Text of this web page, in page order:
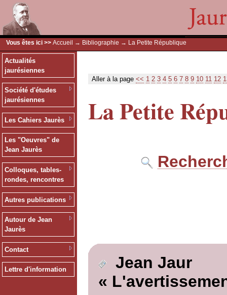
Vous êtes ici >> Accueil → Bibliographie → La Petite République
Actualités
jaurésiennes
Société d'études
jaurésiennes
Les Cahiers Jaurès
Les "Oeuvres" de
Jean Jaurès
Colloques, tables-
rondes, rencontres
Autres publications
Autour de Jean
Jaurès
Contact
Lettre d'information
Aller à la page << 1 2 3 4 5 6 7 8 9 10 11 12
La Petite
Jean Jaur
«